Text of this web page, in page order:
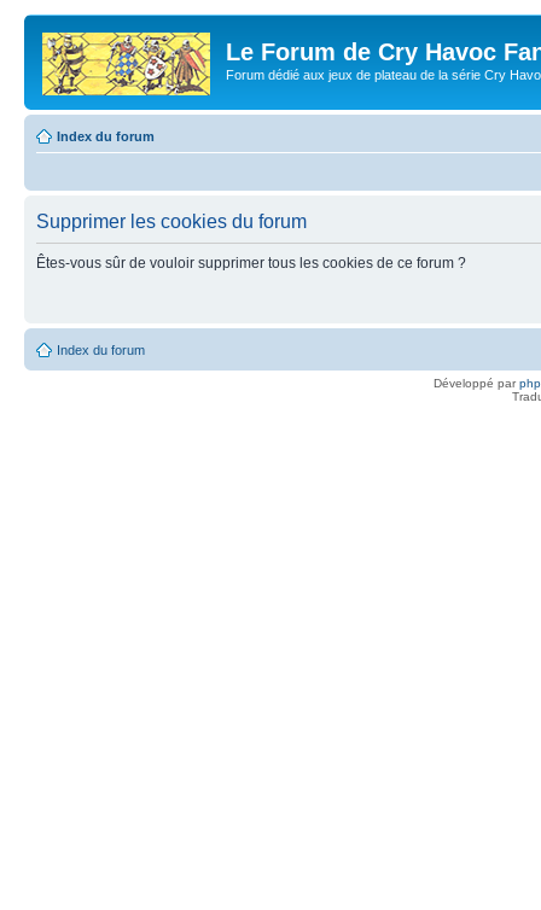
Le Forum de Cry Havoc
Forum dédié aux jeux de plateau de la série Cry
Index du forum
Supprimer les cookies du forum
Êtes-vous sûr de vouloir supprimer tous les cookies de ce forum ?
Index du forum
Développé par